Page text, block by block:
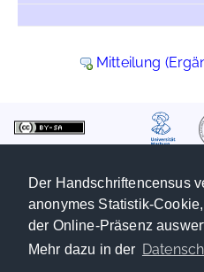
Der Handschriftencensus
anonymes Statistik-
der Online-Präsenz
Mehr dazu in der
Mitteilung